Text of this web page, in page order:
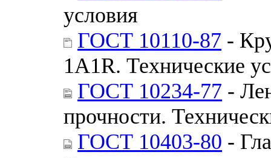
условия
ГОСТ 10110-87 -
1А1R. Технические
ГОСТ 10234-77 -
прочности.
ГОСТ 10403-80 -